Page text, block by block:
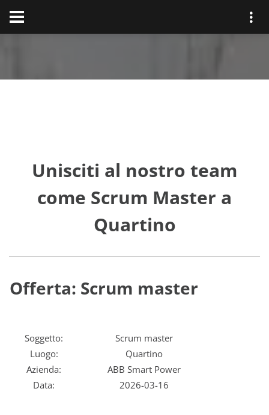
Unisciti al nostro team
come Scrum Master a
Quartino
Offerta: Scrum master
Soggetto:
Scrum master
Luogo:
Quartino
Azienda:
ABB Smart Power
Data:
2026-03-16